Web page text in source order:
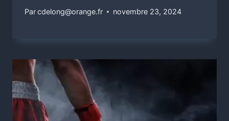
Parcdelong@orange.fr novembre 23, 2024